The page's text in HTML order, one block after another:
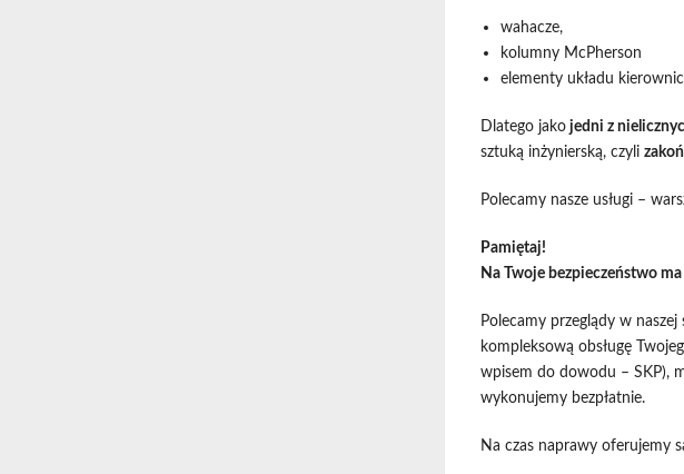
wahacze,
kolumny McPherson
elementy układu
Dlatego jako jedni z
sztuką inżynierską, czyli
Polecamy nasze usługi –
Pamiętaj!
Na Twoje bezpieczeństwo
Polecamy przeglądy w
kompleksową obsługę
wpisem do dowodu – SKP),
wykonujemy bezpłatnie.
Na czas naprawy oferujemy